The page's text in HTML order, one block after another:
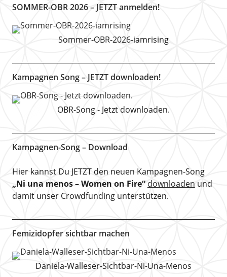
SOMMER-OBR 2026 – JETZT anmelden!
Sommer-OBR-2026-iamrising
Kampagnen Song – JETZT downloaden!
OBR-Song - Jetzt downloaden.
Kampagnen-Song – Download
Hier kannst Du JETZT den neuen Kampagnen-Song
„Ni una menos – Women on Fire“ downloaden und
damit unser Crowdfunding unterstützen.
Femizidopfer sichtbar machen
Daniela-Walleser-Sichtbar-Ni-Una-Menos